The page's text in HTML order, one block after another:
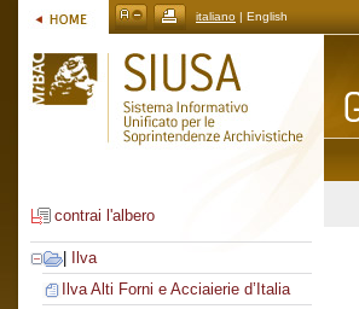
italiano | English
contrai l'albero
Ilva
Ilva Alti Forni e Acciaierie d’Italia